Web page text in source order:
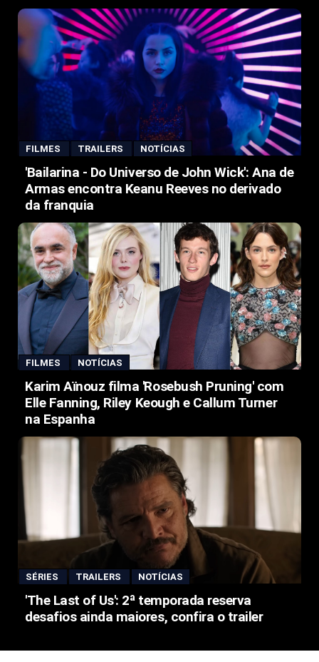
FILMES TRAILERS NOTÍCIAS
'Bailarina - Do Universo de John Wick': Ana de
Armas encontra Keanu Reeves no derivado
da franquia
FILMES NOTÍCIAS
Karim Aïnouz filma 'Rosebush Pruning' com
Elle Fanning, Riley Keough e Callum Turner
na Espanha
SÉRIES TRAILERS NOTÍCIAS
'The Last of Us': 2ª temporada reserva
desafios ainda maiores, confira o trailer